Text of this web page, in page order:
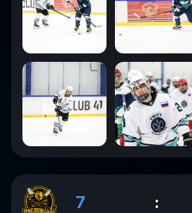
7 :